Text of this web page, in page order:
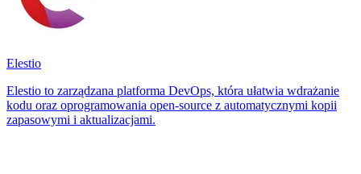
Elestio
Elestio to zarządzana platforma DevOps, która ułatwia wdrażanie
kodu oraz oprogramowania open-source z automatycznymi kopii
zapasowymi i aktualizacjami.